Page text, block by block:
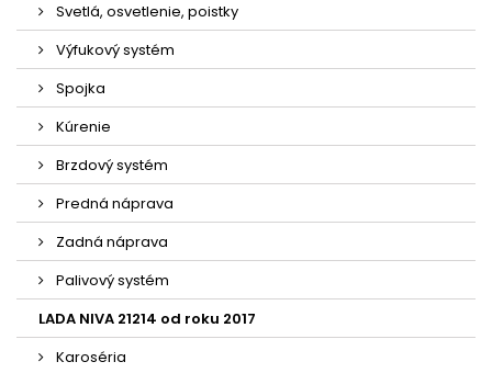
Svetlá, osvetlenie, poistky
Výfukový systém
Spojka
Kúrenie
Brzdový systém
Predná náprava
Zadná náprava
Palivový systém
LADA NIVA 21214 od roku 2017
Karoséria